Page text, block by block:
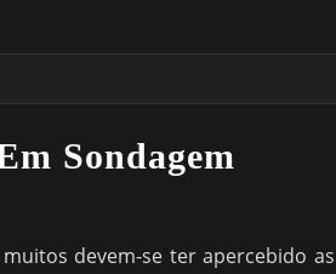
Sondagem
devem-se ter apercebido as